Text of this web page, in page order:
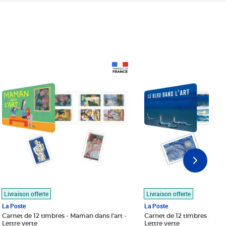
Livraison offerte
La Poste
Carnet de 12 timbres - Maman dans l'art -
Lettre verte
Livraison offerte
La Poste
Carnet de 12 timbres - Le
Lettre verte